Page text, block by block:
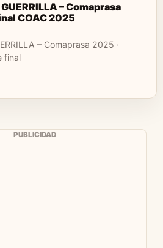
– Comaprasa
COAC 2025
– Comaprasa 2025 ·
final
PUBLICIDAD